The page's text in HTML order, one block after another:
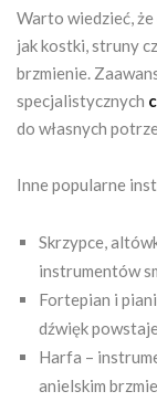
Warto wiedzieć,
jak kostki, struny
brzmienie.
specjalistycznych
do własnych
Inne popularne
Skrzypce,
instrumentów
Fortepian i
dźwięk
Harfa –
anielskim